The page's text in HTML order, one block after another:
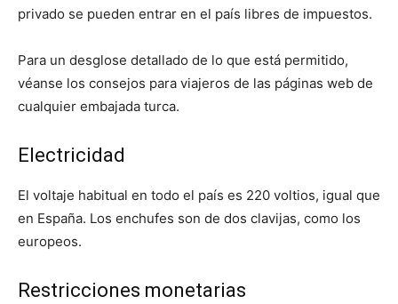
privado se pueden entrar en el país libres de impuestos.
Para un desglose detallado de lo que está permitido,
véanse los consejos para viajeros de las páginas web de
cualquier embajada turca.
Electricidad
El voltaje habitual en todo el país es 220 voltios, igual que
en España. Los enchufes son de dos clavijas, como los
europeos.
Restricciones monetarias